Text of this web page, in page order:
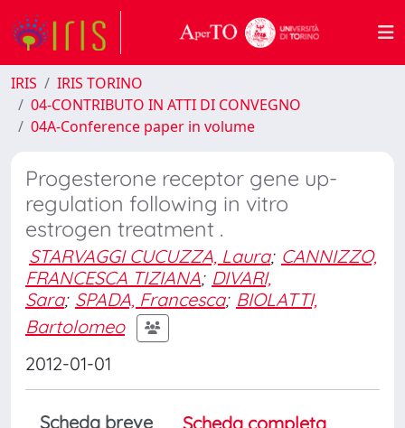
IRIS
IRIS TORINO
04-CONTRIBUTO IN ATTI DI CONVEGNO
04A-Conference paper in volume
Progesterone receptor gene up-
regulation following in vitro
estrogen treatment .
STARVAGGI CUCUZZA, Laura; CANNIZZO,
FRANCESCA TIZIANA; DIVARI,
Sara; SPADA, Francesca; BIOLATTI,
Bartolomeo
2012-01-01
Scheda breve
Scheda completa